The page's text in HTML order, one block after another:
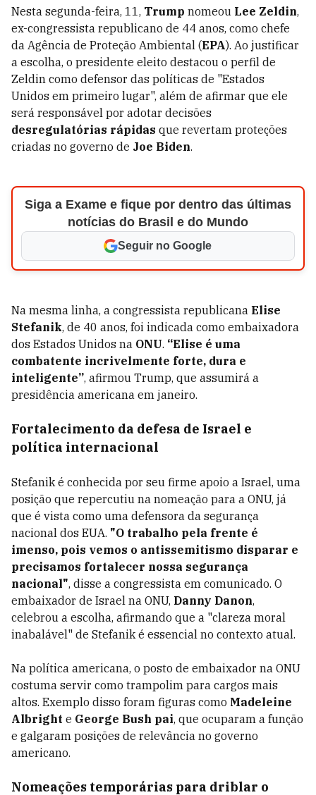
Nesta segunda-feira, 11, Trump nomeou Lee Zeldin,
ex-congressista republicano de 44 anos, como chefe
da Agência de Proteção Ambiental (EPA). Ao justificar
a escolha, o presidente eleito destacou o perfil de
Zeldin como defensor das políticas de "Estados
Unidos em primeiro lugar", além de afirmar que ele
será responsável por adotar decisões
desregulatórias rápidas que revertam proteções
criadas no governo de Joe Biden.
Siga a Exame e fique por dentro das últimas
notícias do Brasil e do Mundo
Seguir no Google
Na mesma linha, a congressista republicana Elise
Stefanik, de 40 anos, foi indicada como embaixadora
dos Estados Unidos na ONU. “Elise é uma
combatente incrivelmente forte, dura e
inteligente”, afirmou Trump, que assumirá a
presidência americana em janeiro.
Fortalecimento da defesa de Israel e
política internacional
Stefanik é conhecida por seu firme apoio a Israel, uma
posição que repercutiu na nomeação para a ONU, já
que é vista como uma defensora da segurança
nacional dos EUA. "O trabalho pela frente é
imenso, pois vemos o antissemitismo disparar e
precisamos fortalecer nossa segurança
nacional", disse a congressista em comunicado. O
embaixador de Israel na ONU, Danny Danon,
celebrou a escolha, afirmando que a "clareza moral
inabalável" de Stefanik é essencial no contexto atual.
Na política americana, o posto de embaixador na ONU
costuma servir como trampolim para cargos mais
altos. Exemplo disso foram figuras como Madeleine
Albright e George Bush pai, que ocuparam a função
e galgaram posições de relevância no governo
americano.
Nomeações temporárias para driblar o